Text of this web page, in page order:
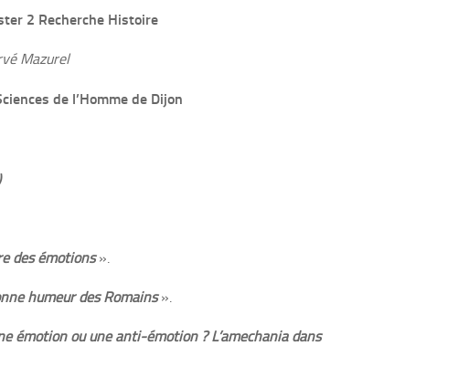
2 Recherche Histoire
Mazurel
de l’Homme de Dijon
des émotions».
humeur des Romains».
émotion ou une anti-émotion ? L’amechania dans